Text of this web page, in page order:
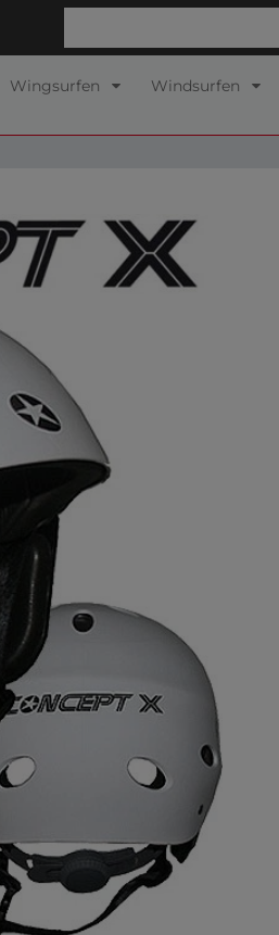
Wingsurfen Windsurfen